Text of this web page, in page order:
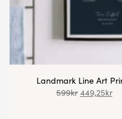
Landmark Line Art
599kr 449,25kr